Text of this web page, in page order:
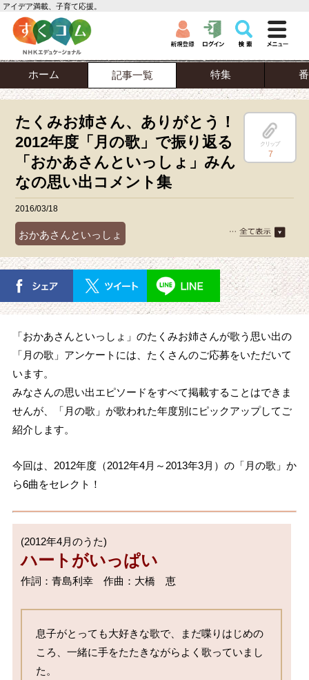
アイデア満載、子育て応援。
ホーム 記事一覧 特集
たくみお姉さん、ありがとう！
2012年度「月の歌」で振り返る
「おかあさんといっしょ」みん
なの思い出コメント集
クリップ
7
2016/03/18
おかあさんといっしょ
「おかあさんといっしょ」のたくみお姉さんが歌う思い出の
「月の歌」アンケートには、たくさんのご応募をいただいて
います。
みなさんの思い出エピソードをすべて掲載することはできま
せんが、「月の歌」が歌われた年度別にピックアップしてご
紹介します。
今回は、2012年度（2012年4月～2013年3月）の「月の歌」か
ら6曲をセレクト！
ハートがいっぱい
作詞：青島利幸　作曲：大橋　恵
息子がとっても大好きな歌で、まだ喋りはじめの
ころ、一緒に手をたたきながらよく歌っていまし
た。